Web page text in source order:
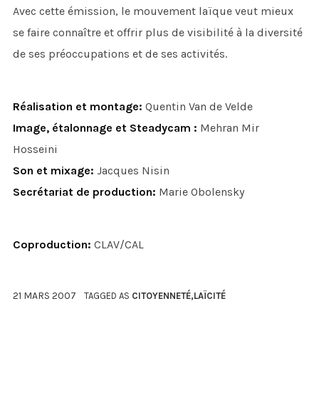
Avec cette émission, le mouvement laïque veut mieux
se faire connaître et offrir plus de visibilité à la diversité
de ses préoccupations et de ses activités.
Réalisation et montage: Quentin Van de Velde
Image, étalonnage et Steadycam : Mehran Mir
Hosseini
Son et mixage: Jacques Nisin
Secrétariat de production: Marie Obolensky
Coproduction: CLAV/CAL
21 MARS 2007 TAGGED AS CITOYENNETÉ,LAÏCITÉ